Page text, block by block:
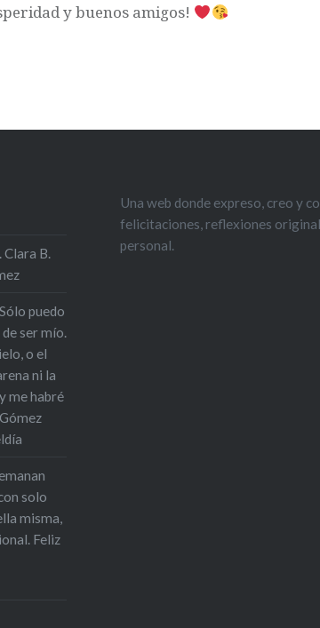
y buenos amigos!
B.
puedo
ser mío.
o el
ni la
me habré
solo
misma,
Feliz
Una web donde expreso, creo y
felicitaciones, reflexiones
personal.